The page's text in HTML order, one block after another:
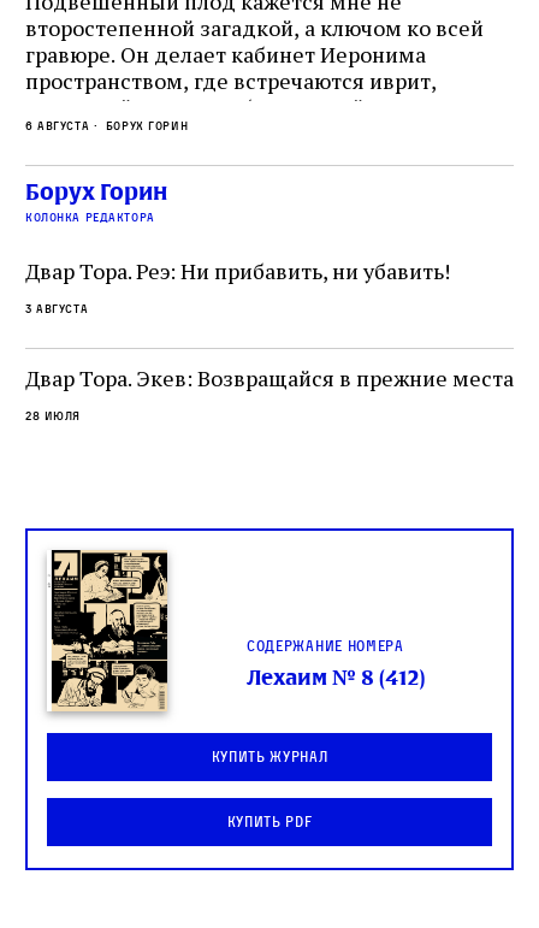
второстепенной загадкой, а ключом ко всей
гравюре. Он делает кабинет Иеронима
пространством, где встречаются иврит,
греческий и латынь; буквальный смысл и
церковная традиция; филологическая
точность и понятность; переводчик,
убеждённый в необходимости исправления, и
читатель, воспринимающий исправление как
не просто покровитель переводчиков,
окружённый книгами. Перед нами человек,
одно решение которого вызвало возмущение
целой общины и стало частью многовекового
спора о том, кому принадлежит последнее
слово в переводе Библии
6 августа Борух Горин
Борух Горин
колонка редактора
Двар Тора. Реэ: Ни прибавить, ни убавить!
3 августа
Двар Тора. Экев: Возвращайся в прежние места
28 июля
Содержание номера
Лехаим № 8 (412)
Купить журнал
Купить PDF